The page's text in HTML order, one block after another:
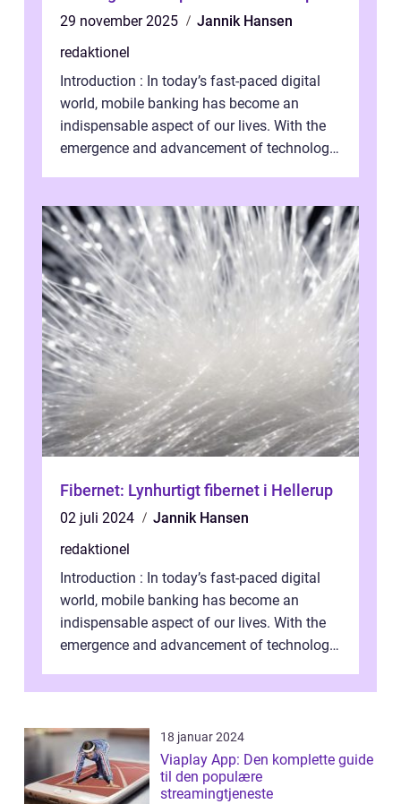
29 november 2025
Jannik Hansen
redaktionel
Introduction : In today’s fast-paced digital
world, mobile banking has become an
indispensable aspect of our lives. With the
emergence and advancement of technology,
Fibernet: Lynhurtigt fibernet i Hellerup
02 juli 2024
Jannik Hansen
redaktionel
Introduction : In today’s fast-paced digital
world, mobile banking has become an
indispensable aspect of our lives. With the
emergence and advancement of technology,
18 januar 2024
Viaplay App: Den komplette guide
til den populære
streamingtjeneste